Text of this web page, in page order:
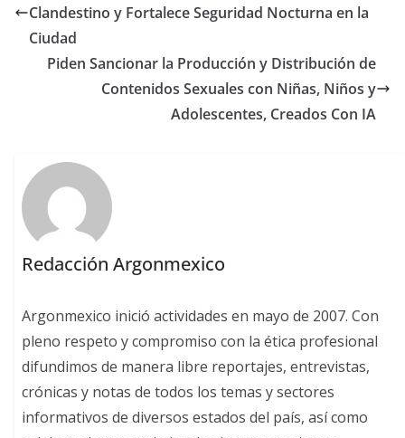
Clandestino y Fortalece Seguridad Nocturna en la
Ciudad
Piden Sancionar la Producción y Distribución de
Contenidos Sexuales con Niñas, Niños y
Adolescentes, Creados Con IA
Redacción Argonmexico
Argonmexico inició actividades en mayo de 2007. Con
pleno respeto y compromiso con la ética profesional
difundimos de manera libre reportajes, entrevistas,
crónicas y notas de todos los temas y sectores
informativos de diversos estados del país, así como